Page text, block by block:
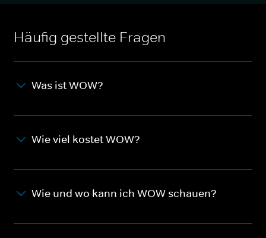
Häufig gestellte Fragen
Was ist WOW?
Wie viel kostet WOW?
Wie und wo kann ich WOW schauen?